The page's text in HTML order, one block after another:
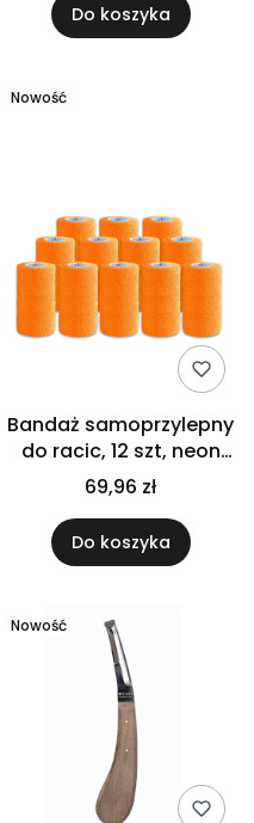
Do koszyka
Nowość
Bandaż samoprzylepny
do racic, 12 szt, neon
pomarańczowy
69,96 zł
Do koszyka
Nowość